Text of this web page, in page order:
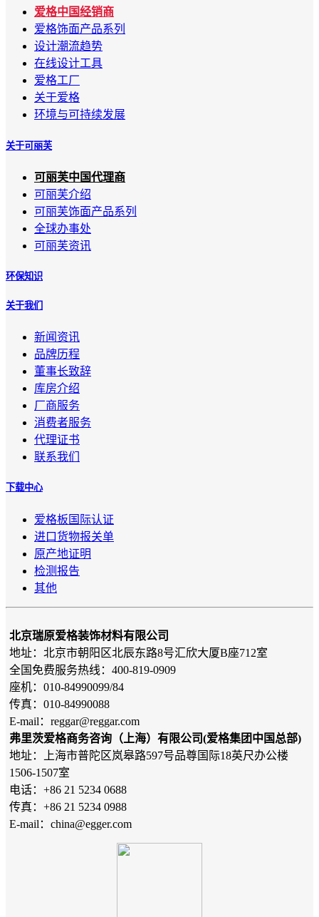
爱格中国经销商
爱格饰面产品系列
设计潮流趋势
在线设计工具
爱格工厂
关于爱格
环境与可持续发展
关于可丽芙
可丽芙中国代理商
可丽芙介绍
可丽芙饰面产品系列
全球办事处
可丽芙资讯
环保知识
关于我们
新闻资讯
品牌历程
董事长致辞
库房介绍
厂商服务
消费者服务
代理证书
联系我们
下载中心
爱格板国际认证
进口货物报关单
原产地证明
检测报告
其他
北京瑞原爱格装饰材料有限公司
地址：北京市朝阳区北辰东路8号汇欣大厦B座712室
全国免费服务热线：400-819-0909
座机：010-84990099/84
传真：010-84990088
E-mail：reggar@reggar.com
弗里茨爱格商务咨询（上海）有限公司(爱格集团中国总部)
地址：上海市普陀区岚皋路597号品尊国际18英尺办公楼
1506-1507室
电话：+86 21 5234 0688
传真：+86 21 5234 0988
E-mail：china@egger.com